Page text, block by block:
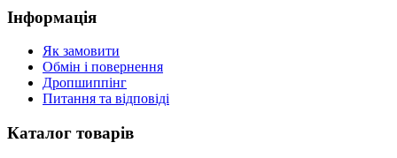
Інформація
Як замовити
Обмін і повернення
Дропшиппінг
Питання та відповіді
Каталог товарів